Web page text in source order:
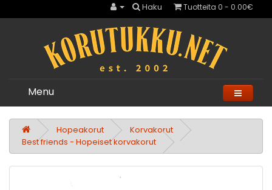
Haku Tuotteita 0 - 0.00€
Menu
Hopeakorut
Korvakorut
Best friends - Hopeiset korvakorut